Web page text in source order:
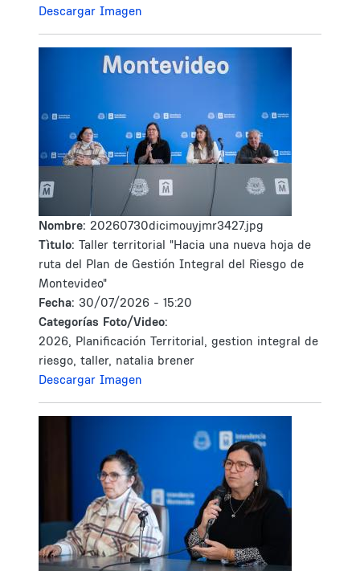
Descargar Imagen
Nombre: 20260730dicimouyjmr3427.jpg
Tìtulo: Taller territorial "Hacia una nueva hoja de
ruta del Plan de Gestión Integral del Riesgo de
Montevideo"
Fecha: 30/07/2026 - 15:20
Categorías Foto/Video:
2026, Planificación Territorial, gestion integral de
riesgo, taller, natalia brener
Descargar Imagen